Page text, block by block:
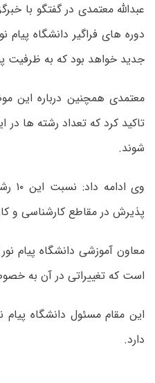
عبدالله معتمدی در گفتگو با
جدید خواهد بود که به ظرفیت
معتمدی همچنین درباره این
شوند.
پذیرش در مقاطع کارشناسی و
معاون آموزشی دانشگاه پیام
است که تغییراتی در آن به
دارد.